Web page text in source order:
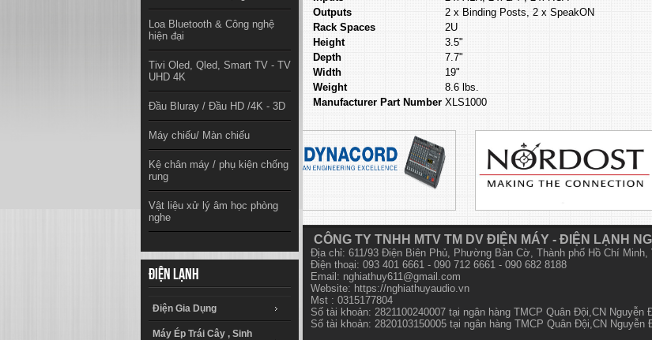
Loa Bluetooth & Công nghệ
hiện đại
Tivi Oled, Qled, Smart TV - TV
UHD 4K
Đầu Bluray / Đầu HD /4K - 3D
Máy chiếu/ Màn chiếu
Kệ chân máy / phụ kiện chống
rung
Vật liệu xử lý âm học phòng
nghe
Điện lạnh
Điện Gia Dụng
Máy Ép Trái Cây , Sinh
Outputs
2 x Binding Posts, 2 x SpeakON
Rack Spaces
2U
Height
3.5"
Depth
7.7"
Width
19"
Weight
8.6 lbs.
Manufacturer Part Number XLS1000
CÔNG TY TNHH MTV TM DV ĐIỆN MÁY - ĐIỆN LẠNH
Địa chỉ: 611/93 Điện Biên Phủ, Phường Bàn Cờ, Thành phố Hồ Chí
Điện thoại: 093 401 6661 - 090 712 6661 - 090 682 8188
Email: nghiathuy611@gmail.com
Website: https://nghiathuyaudio.vn
Mst : 0315177804
Số tài khoản: 2821100240007 tại ngân hàng TMCP Quân Đội,CN Nguyễn
Số tài khoản: 2820103150005 tại ngân hàng TMCP Quân Đội,CN Nguyễn